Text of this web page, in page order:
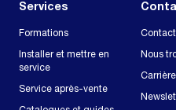
Services
Formations
Installer et mettre en
service
Service après-vente
Contact
Nous